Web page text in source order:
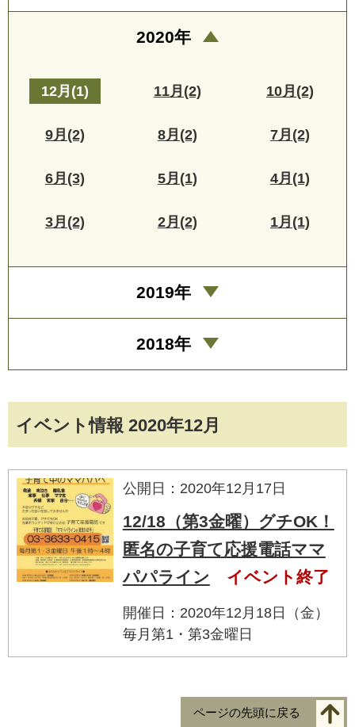
イベント情報 2020年12月
公開日：2020年12月17日
12/18（第3金曜）グチOK！
匿名の子育て応援電話ママ
パパライン
イベント終了
開催日：2020年12月18日（金）
毎月第1・第3金曜日
2020年
12月(1) 11月(2) 10月(2)
9月(2) 8月(2) 7月(2)
6月(3) 5月(1) 4月(1)
3月(2) 2月(2) 1月(1)
2019年
2018年
ページの先頭に戻る